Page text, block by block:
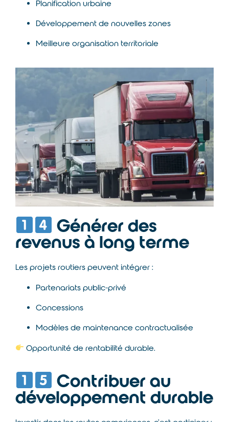
Planification urbaine
Développement de nouvelles zones
Meilleure organisation territoriale
Générer des
revenus à long terme
Les projets routiers peuvent intégrer :
Partenariats public-privé
Concessions
Modèles de maintenance contractualisée
Opportunité de rentabilité durable.
Contribuer au
développement durable